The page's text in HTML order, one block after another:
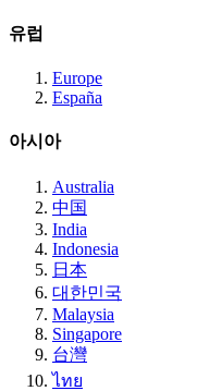
유럽
Europe
España
아시아
Australia
中国
India
Indonesia
日本
대한민국
Malaysia
Singapore
台灣
ไทย